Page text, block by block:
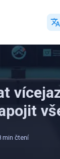
min čtení